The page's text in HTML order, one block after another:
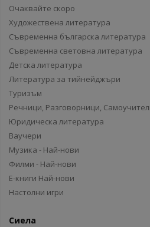
Очаквайте скоро
Художествена литература
Съвременна българска литература
Съвременна световна литература
Детска литература
Литература за тийнейджъри
Туризъм
Речници, Разговорници,
Юридическа литература
Ваучери
Музика - Най-нови
Филми - Най-нови
Е-книги Най-нови
Настолни игри
Сиела